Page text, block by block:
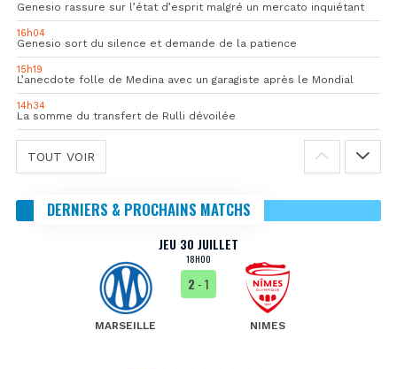
Genesio rassure sur l’état d’esprit malgré un mercato inquiétant
16h04
Genesio sort du silence et demande de la patience
15h19
L’anecdote folle de Medina avec un garagiste après le Mondial
14h34
La somme du transfert de Rulli dévoilée
TOUT VOIR
DERNIERS & PROCHAINS MATCHS
JEU 30 JUILLET
18H00
MARSEILLE
2 - 1
NIMES